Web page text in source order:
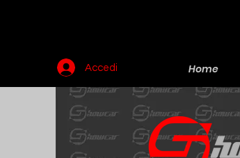
Accedi Home